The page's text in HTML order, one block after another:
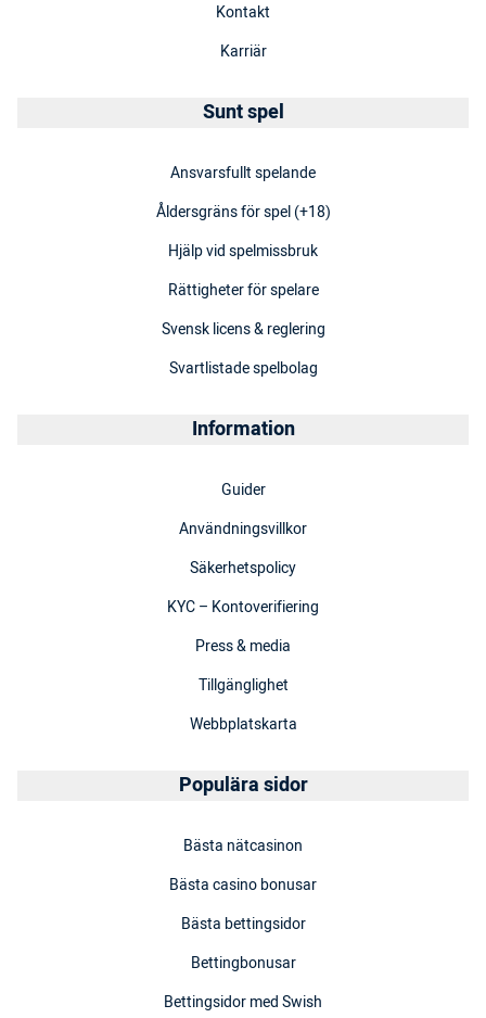
Kontakt
Karriär
Sunt spel
Ansvarsfullt spelande
Åldersgräns för spel (+18)
Hjälp vid spelmissbruk
Rättigheter för spelare
Svensk licens & reglering
Svartlistade spelbolag
Information
Guider
Användningsvillkor
Säkerhetspolicy
KYC – Kontoverifiering
Press & media
Tillgänglighet
Webbplatskarta
Populära sidor
Bästa nätcasinon
Bästa casino bonusar
Bästa bettingsidor
Bettingbonusar
Bettingsidor med Swish